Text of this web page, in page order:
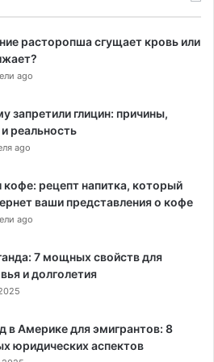
расторопша сгущает кровь или
ago
запретили глицин: причины,
реальность
ago
кофе: рецепт напитка, который
ваши представления о кофе
ago
7 мощных свойств для
и долголетия
в Америке для эмигрантов: 8
юридических аспектов